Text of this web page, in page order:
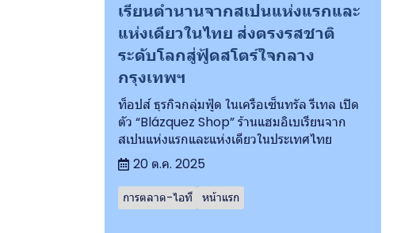
เรียนตำนานจากสเปนแห่งแรกและ
แห่งเดียวในไทย ส่งตรงรสชาติ
ระดับโลกสู่ฟู้ดสโตร์ใจกลาง
กรุงเทพฯ
ท็อปส์ ธุรกิจกลุ่มฟู้ด ในเครือเซ็นทรัล รีเทล เปิด
ตัว “Blázquez Shop” ร้านแฮมอิเบเรียนจาก
สเปนแห่งแรกและแห่งเดียวในประเทศไทย
20 ต.ค. 2025
การตลาด-ไอที หน้าแรก